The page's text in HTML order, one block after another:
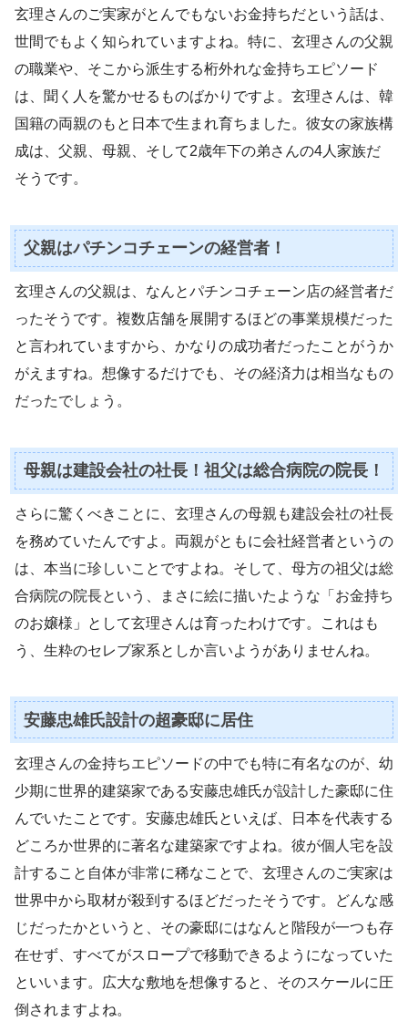
玄理さんのご実家がとんでもないお金持ちだという話は、
世間でもよく知られていますよね。特に、玄理さんの父親
の職業や、そこから派生する桁外れな金持ちエピソード
は、聞く人を驚かせるものばかりですよ。玄理さんは、韓
国籍の両親のもと日本で生まれ育ちました。彼女の家族構
成は、父親、母親、そして2歳年下の弟さんの4人家族だ
そうです。
父親はパチンコチェーンの経営者！
玄理さんの父親は、なんとパチンコチェーン店の経営者だ
ったそうです。複数店舗を展開するほどの事業規模だった
と言われていますから、かなりの成功者だったことがうか
がえますね。想像するだけでも、その経済力は相当なもの
だったでしょう。
母親は建設会社の社長！祖父は総合病院の院長！
さらに驚くべきことに、玄理さんの母親も建設会社の社長
を務めていたんですよ。両親がともに会社経営者というの
は、本当に珍しいことですよね。そして、母方の祖父は総
合病院の院長という、まさに絵に描いたような「お金持ち
のお嬢様」として玄理さんは育ったわけです。これはも
う、生粋のセレブ家系としか言いようがありませんね。
安藤忠雄氏設計の超豪邸に居住
玄理さんの金持ちエピソードの中でも特に有名なのが、幼
少期に世界的建築家である安藤忠雄氏が設計した豪邸に住
んでいたことです。安藤忠雄氏といえば、日本を代表する
どころか世界的に著名な建築家ですよね。彼が個人宅を設
計すること自体が非常に稀なことで、玄理さんのご実家は
世界中から取材が殺到するほどだったそうです。どんな感
じだったかというと、その豪邸にはなんと階段が一つも存
在せず、すべてがスロープで移動できるようになっていた
といいます。広大な敷地を想像すると、そのスケールに圧
倒されますよね。